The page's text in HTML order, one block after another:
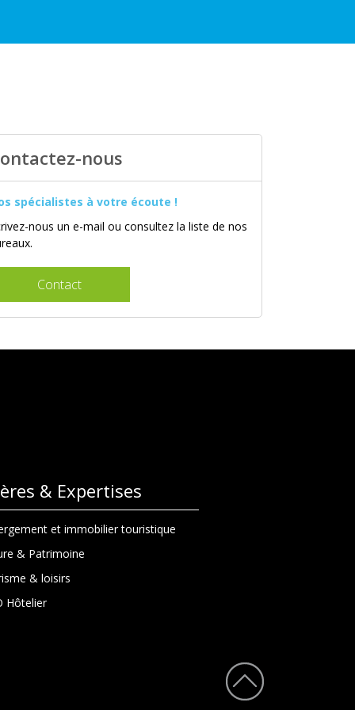
nous
spécialistes à votre écoute !
nous un e-mail ou consultez la liste de nos
Contact
& Expertises
et immobilier touristique
& Patrimoine
& loisirs
Hôtelier